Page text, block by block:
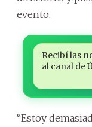
evento.
Recibí las
al canal de
“Estoy